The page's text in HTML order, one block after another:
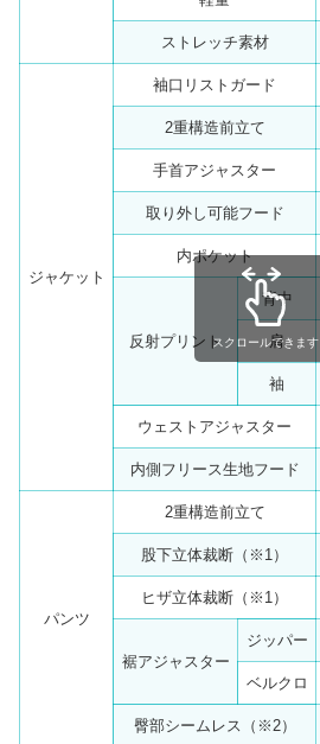
ストレッチ素材
ジャケット
袖口リストガード
2重構造前立て
手首アジャスター
取り外し可能フード
内ポケット
反射プリント
背中
肩
袖
ウェストアジャスター
内側フリース生地フード
パンツ
2重構造前立て
股下立体裁断（※1）
ヒザ立体裁断（※1）
裾アジャスター
ジッパー
ベルクロ
臀部シームレス（※2）
スクロールできます